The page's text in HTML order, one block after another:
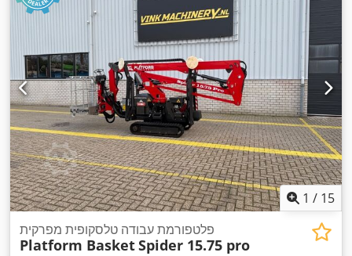
1 / 15
פלטפורמת עבודה טלסקופית מפרקית
Platform BasketSpider 15.75 pro